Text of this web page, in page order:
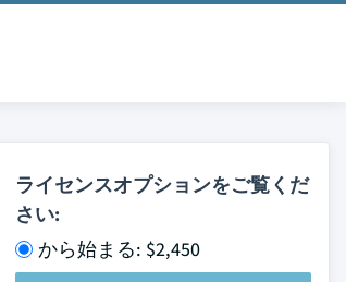
ライセンスオプションをご覧くだ
さい:
から始まる: $2,450